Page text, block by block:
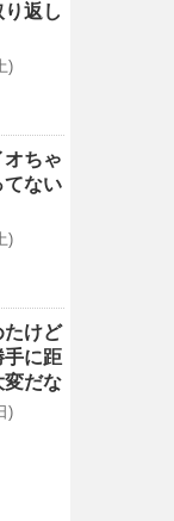
り返し
)
オちゃ
てない
)
たけど
手に距
変だな
)